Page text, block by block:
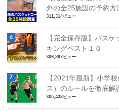
外の全25施設の予約方
311,314ビュー
【完全保存版】バス
キングベスト１０
306,897ビュー
【2021年最新】小学
ス）のルールを徹底解
305,438ビュー